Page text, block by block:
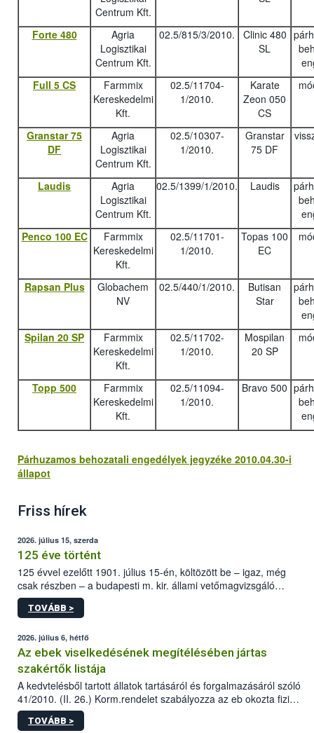
Centrum Kft.
Forte 480
Agria
Logisztikai
Centrum Kft.
02.5/815/3/2010.
Clinic 480
SL
Full 5 CS
Farmmix
Kereskedelmi
Kft.
02.5/11704-
1/2010.
Karate
Zeon 050
CS
Granstar 75
DF
Agria
Logisztikai
Centrum Kft.
02.5/10307-
1/2010.
Granstar
75 DF
Laudis
Agria
Logisztikai
Centrum Kft.
02.5/1399/1/2010. Laudis
Penco 100 EC
Farmmix
Kereskedelmi
Kft.
02.5/11701-
1/2010.
Topas 100
EC
Rapsan Plus
Globachem
NV
02.5/440/1/2010.
Butisan
Star
Spilan 20 SP
Farmmix
Kereskedelmi
Kft.
02.5/11702-
1/2010.
Mospilan
20 SP
Topp 500
Farmmix
Kereskedelmi
Kft.
02.5/11094-
1/2010.
Bravo 500
Párhuzamos behozatali engedélyek jegyzéke 2010.04.30-i
állapot
Friss hírek
2026. július 15, szerda
125 éve történt
125 évvel ezelőtt 1901. július 15-én, költözött be – igaz, még
csak részben – a budapesti m. kir. állami vetőmagvizsgáló
állomás a Kis Rókus utca 15. szám alatti, Czigler Győző által
tervezett új épületébe.
TOVÁBB >
2026. július 6, hétfő
Az ebek viselkedésének megítélésében jártas
szakértők listája
A kedvtelésből tartott állatok tartásáról és forgalmazásáról szóló
41/2010. (II. 26.) Korm.rendelet szabályozza az eb okozta fizikai
sérülés, illetve ennek veszélye keletkezésekor felmerülő
hatósági feladatokat, valamint a veszélyes eb tartását és annak
TOVÁBB >